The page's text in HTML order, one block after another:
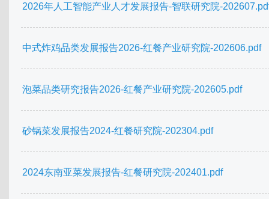
2026年人工智能产业人才发展报告-智联研究院-
中式炸鸡品类发展报告2026-红餐产业研究院-202606.pdf
泡菜品类研究报告2026-红餐产业研究院-202605.pdf
砂锅菜发展报告2024-红餐研究院-202304.pdf
2024东南亚菜发展报告-红餐研究院-202401.pdf